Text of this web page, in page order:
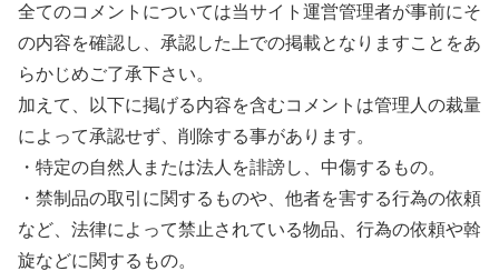
全てのコメントについては当サイト運営管理者が事前にそ
の内容を確認し、承認した上での掲載となりますことをあ
らかじめご了承下さい。
加えて、以下に掲げる内容を含むコメントは管理人の裁量
によって承認せず、削除する事があります。
・特定の自然人または法人を誹謗し、中傷するもの。
・禁制品の取引に関するものや、他者を害する行為の依頼
など、法律によって禁止されている物品、行為の依頼や斡
旋などに関するもの。